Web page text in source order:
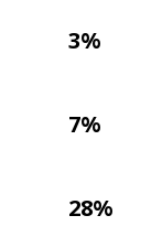
3%
7%
28%